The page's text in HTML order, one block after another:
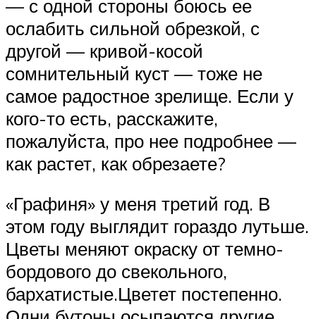
— с одной стороны боюсь ее
ослабить сильной обрезкой, с
другой — кривой-косой
сомнительный куст — тоже не
самое радостное зрелище. Если у
кого-то есть, расскажите,
пожалуйста, про нее подробнее —
как растет, как обрезаете?
«Графиня» у меня третий год. В
этом году выглядит гораздо лутьше.
Цветы меняют окраску от темно-
бордового до свекольного,
бархатистые.Цветет постепенно.